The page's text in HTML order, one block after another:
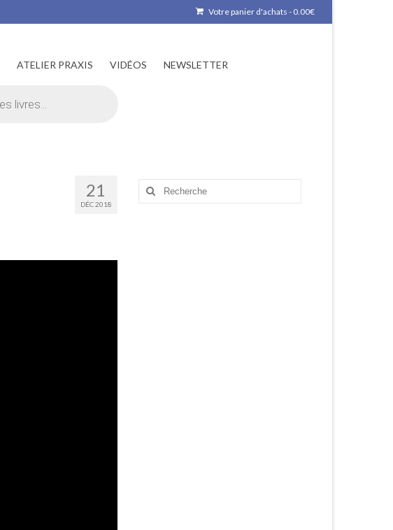
Votre panier d'achats - 0.00€
ATELIER PRAXIS VIDÉOS NEWSLETTER
21
DÉC 2018
Rechercher